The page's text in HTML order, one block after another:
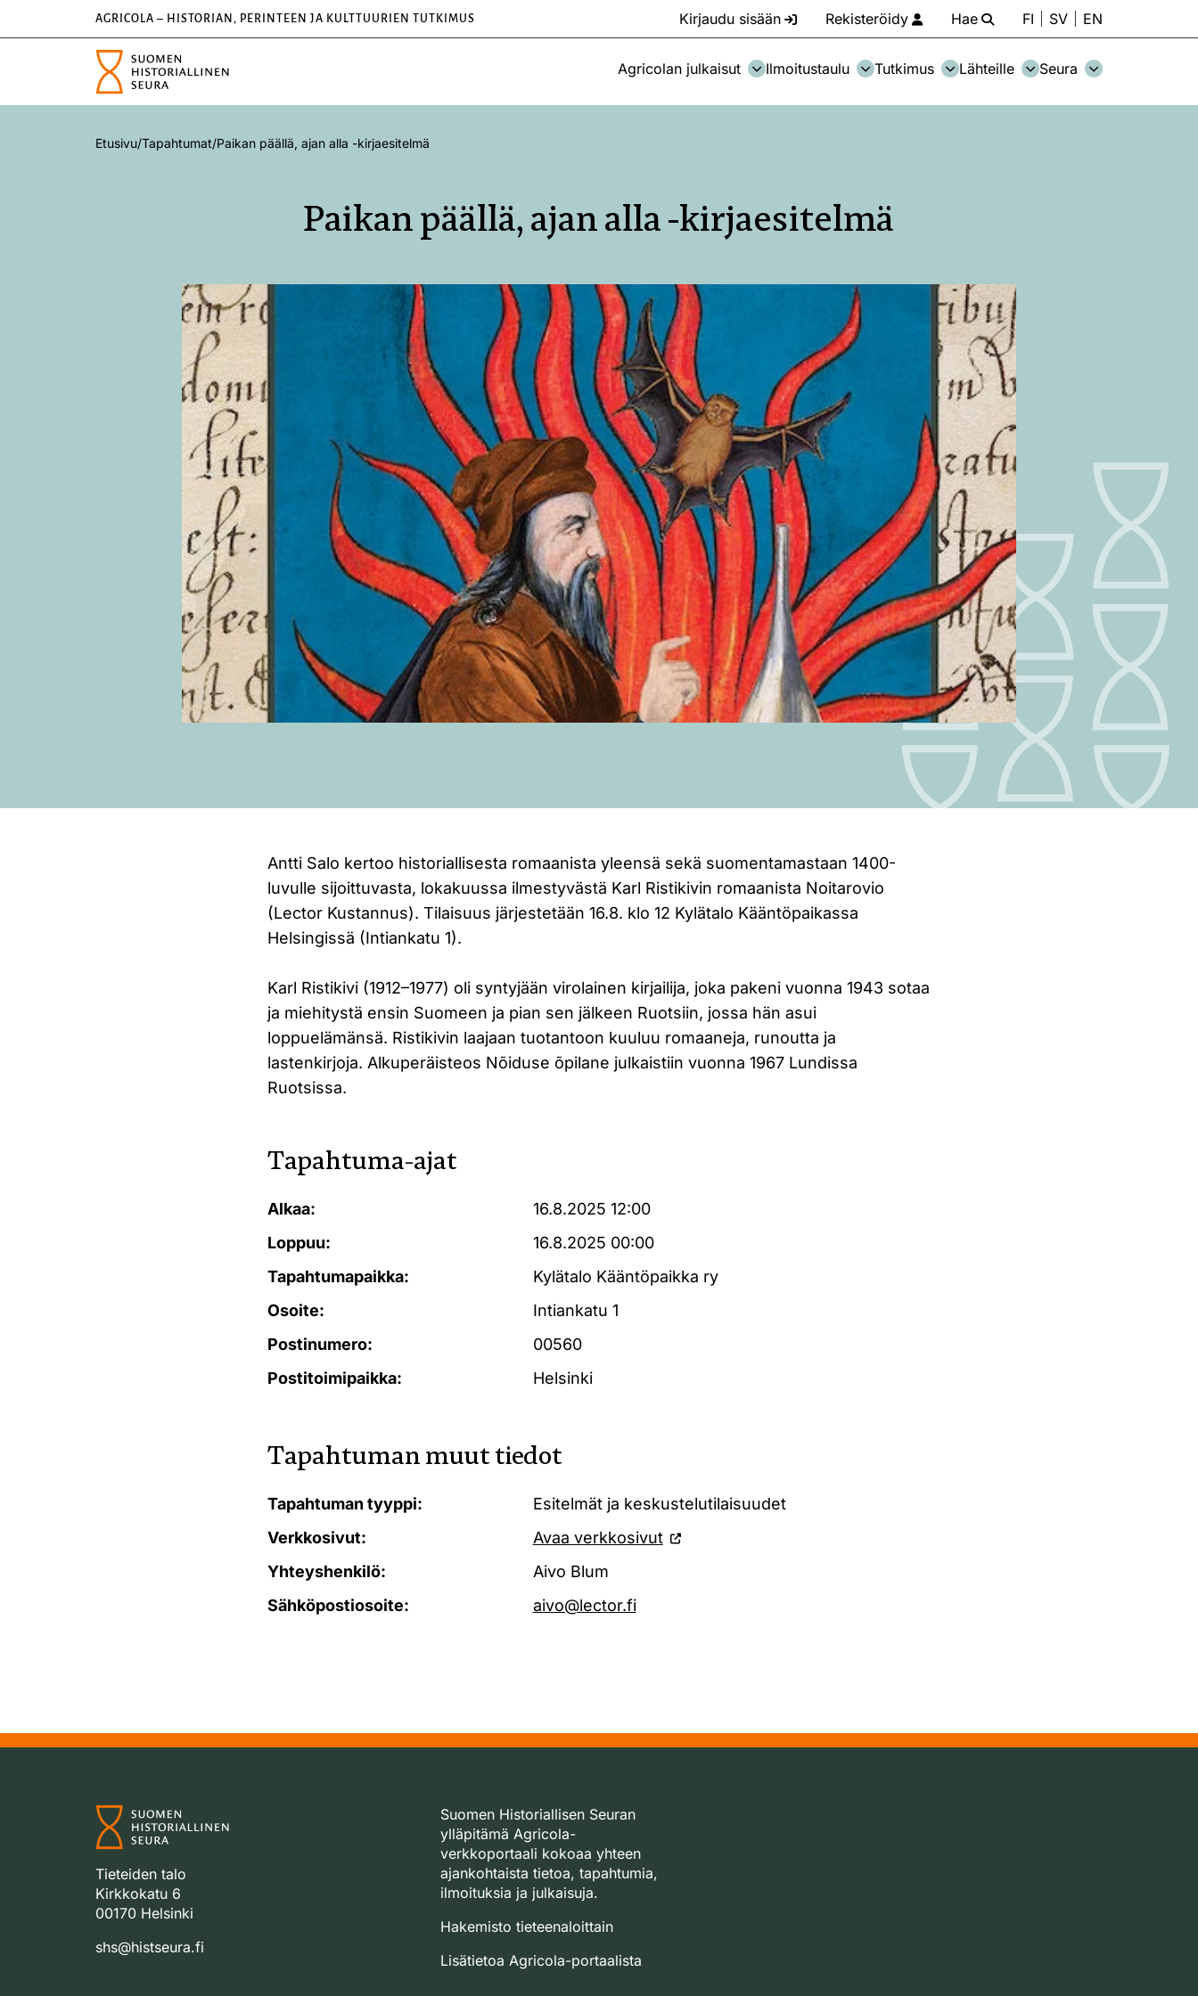
AGRICOLA – HISTORIAN, PERINTEEN JA KULTTUURIEN TUTKIMUS Kirjaudu sisään Rekisteröidy Hae FI SV EN
Agricolan julkaisut Ilmoitustaulu Tutkimus Lähteille Seura
Etusivu/Tapahtumat/Paikan päällä, ajan alla -kirjaesitelmä
Paikan päällä, ajan alla -kirjaesitelmä
Antti Salo kertoo historiallisesta romaanista yleensä sekä suomentamastaan 1400-
luvulle sijoittuvasta, lokakuussa ilmestyvästä Karl Ristikivin romaanista Noitarovio
(Lector Kustannus). Tilaisuus järjestetään 16.8. klo 12 Kylätalo Kääntöpaikassa
Helsingissä (Intiankatu 1).
Karl Ristikivi (1912–1977) oli syntyjään virolainen kirjailija, joka pakeni vuonna 1943 sotaa
ja miehitystä ensin Suomeen ja pian sen jälkeen Ruotsiin, jossa hän asui
loppuelämänsä. Ristikivin laajaan tuotantoon kuuluu romaaneja, runoutta ja
lastenkirjoja. Alkuperäisteos Nõiduse õpilane julkaistiin vuonna 1967 Lundissa
Ruotsissa.
Tapahtuma-ajat
Alkaa:
16.8.2025 12:00
Loppuu:
16.8.2025 00:00
Tapahtumapaikka:
Kylätalo Kääntöpaikka ry
Osoite:
Intiankatu 1
Postinumero:
00560
Postitoimipaikka:
Helsinki
Tapahtuman muut tiedot
Tapahtuman tyyppi:
Esitelmät ja keskustelutilaisuudet
Verkkosivut:
Avaa verkkosivut
Yhteyshenkilö:
Aivo Blum
Sähköpostiosoite:
aivo@lector.fi
Tieteiden talo
Kirkkokatu 6
00170 Helsinki
shs@histseura.fi
Suomen Historiallisen Seuran
ylläpitämä Agricola-
verkkoportaali kokoaa yhteen
ajankohtaista tietoa, tapahtumia,
ilmoituksia ja julkaisuja.
Hakemisto tieteenaloittain
Lisätietoa Agricola-portaalista